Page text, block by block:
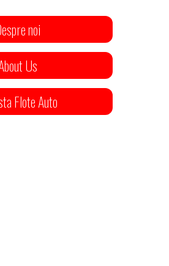
noi
Us
Flote Auto